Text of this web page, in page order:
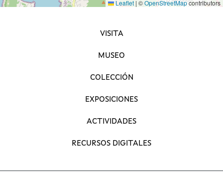
Leaflet | ©OpenStreetMapcontributors
PRINCIPAL
VISITA
MUSEO
COLECCIÓN
EXPOSICIONES
ACTIVIDADES
RECURSOS DIGITALES